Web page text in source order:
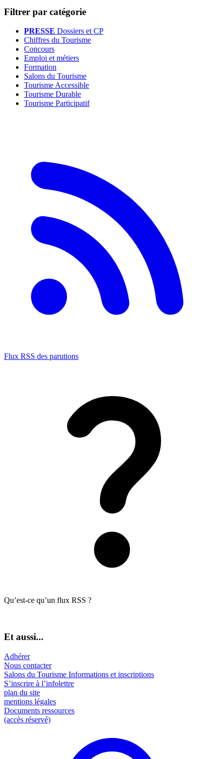
Filtrer par catégorie
PRESSE Dossiers et CP
Chiffres du Tourisme
Concours
Emploi et métiers
Formation
Salons du Tourisme
Tourisme Accessible
Tourisme Durable
Tourisme Participatif
Flux RSS des parutions
Qu’est-ce qu’un flux RSS ?
Et aussi...
Adhérer
Nous contacter
Salons du Tourisme Informations et inscriptions
S’inscrire à l’infolettre
plan du site
mentions légales
Documents ressources
(accès réservé)